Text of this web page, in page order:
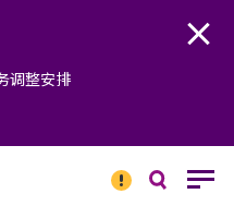
调整安排
消息